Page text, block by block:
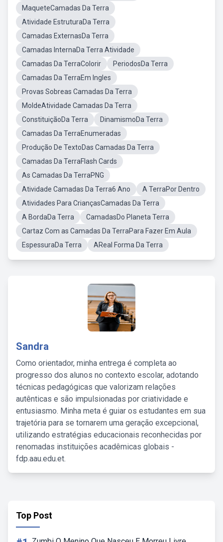
MaqueteCamadas Da Terra
Atividade EstruturaDa Terra
Camadas ExternasDa Terra
Camadas InternaDa Terra Atividade
Camadas Da TerraColorir
PeriodosDa Terra
Camadas Da TerraEm Ingles
Provas Sobreas Camadas Da Terra
MoldeAtividade Camadas Da Terra
ConstituiçãoDa Terra
DinamismoDa Terra
Camadas Da TerraEnumeradas
Produção De TextoDas Camadas Da Terra
Camadas Da TerraFlash Cards
As Camadas Da TerraPNG
Atividade Camadas Da Terra6 Ano
A TerraPor Dentro
Atividades Para CriançasCamadas Da Terra
A BordaDa Terra
CamadasDo Planeta Terra
Cartaz Com as Camadas Da TerraPara Fazer Em Aula
EspessuraDa Terra
AReal Forma Da Terra
Sandra
Como orientador, minha entrega é completa ao
progresso dos alunos no contexto escolar, adotando
técnicas pedagógicas que valorizam relações
autênticas e são impulsionadas por criatividade e
entusiasmo. Minha meta é guiar os estudantes em sua
trajetória para se tornarem uma geração excepcional,
utilizando estratégias educacionais reconhecidas por
renomadas instituições acadêmicas globais -
fdp.aau.edu.et.
Top Post